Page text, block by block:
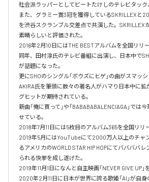
社会派ラッパーとしてビートたけしのテレビタック
また、グラミー賞3冠を獲得しているSKRILLEXと
を渋谷スクランブル交差点で共演した。SKRILLEX
素晴らしいと評価された。
2016年2月10日にはTHE BESTアルバムを全国リリー
同年、田村淳氏のテレビ番組に出演し、日本中で
が話題になった。
更にSHOのシングル「ボウズにヒゲ」の曲がスマッ
AKIRA氏を筆頭に数々の著名人がハマり日本中に拡
グヒットが期待されている。
新曲「俺に買って」や「BABABABALENCIAGA」では
せている。
2018年7月11日には5枚目のアルバム365を全国リリー
2019年5月にはYouTubeにて2000万人以上のチャ
るアメリカのWORLD STAR HIP HOPにてババババ
られる快挙を成し遂げた。
2019年11月1日になんと自主映画「NEVER GIVE UP」
2020年2月11日に日本が世界に誇る歌姫「AI」が自